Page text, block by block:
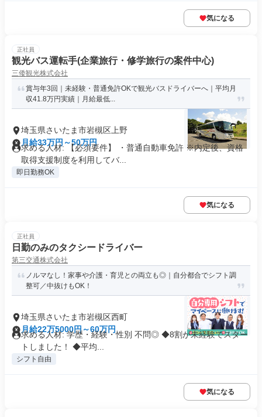
気になる
正社員
観光バス運転手(企業旅行・修学旅行の案件中心)
三倭観光株式会社
賞与年3回｜未経験・普通免許OKで観光バスドライバーへ｜平均月
収41.8万円実績｜月給最低...
埼玉県さいたま市岩槻区上野
月給33万円～50万円
求める人材: 【必須要件】 ・普通自動車免許 ※内定後、資格
取得支援制度を利用してバ...
即日勤務OK
気になる
正社員
日勤のみのタクシードライバー
第三交通株式会社
ノルマなし！家事や介護・育児との両立も◎｜自分都合でシフト調
整可／中抜けもOK！
埼玉県さいたま市岩槻区西町
月給22万5000円～60万円
求める人材: 学歴・経験・性別 不問◎ ◆8割が未経験でスター
トしました！ ◆平均...
シフト自由
気になる